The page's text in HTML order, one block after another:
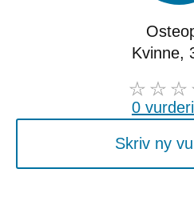
Kvinne,
0
Skriv ny